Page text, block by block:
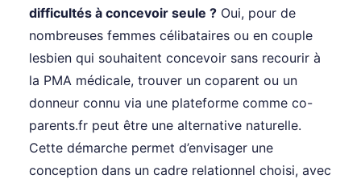
difficultés à concevoir seule ? Oui, pour de
nombreuses femmes célibataires ou en couple
lesbien qui souhaitent concevoir sans recourir à
la PMA médicale, trouver un coparent ou un
donneur connu via une plateforme comme co-
parents.fr peut être une alternative naturelle.
Cette démarche permet d’envisager une
conception dans un cadre relationnel choisi, avec